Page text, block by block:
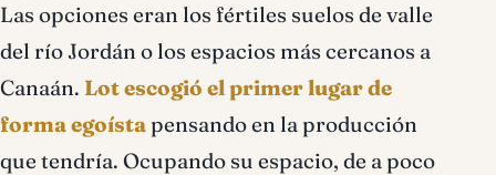
Las opciones eran los fértiles suelos de valle
del río Jordán o los espacios más cercanos a
Canaán. Lot escogió el primer lugar de
forma egoístapensando en la producción
que tendría. Ocupando su espacio, de a poco